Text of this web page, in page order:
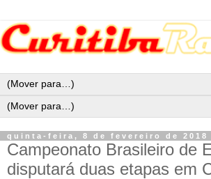
quinta-feira, 8 de fevereiro de 2018
Campeonato Brasileiro de
disputará duas etapas em